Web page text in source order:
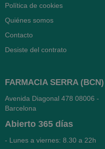
Política de cookies
Quiénes somos
Contacto
Desiste del contrato
FARMACIA SERRA (BCN)
Avenida Diagonal 478 08006 -
Barcelona
Abierto 365 días
- Lunes a viernes: 8.30 a 22h